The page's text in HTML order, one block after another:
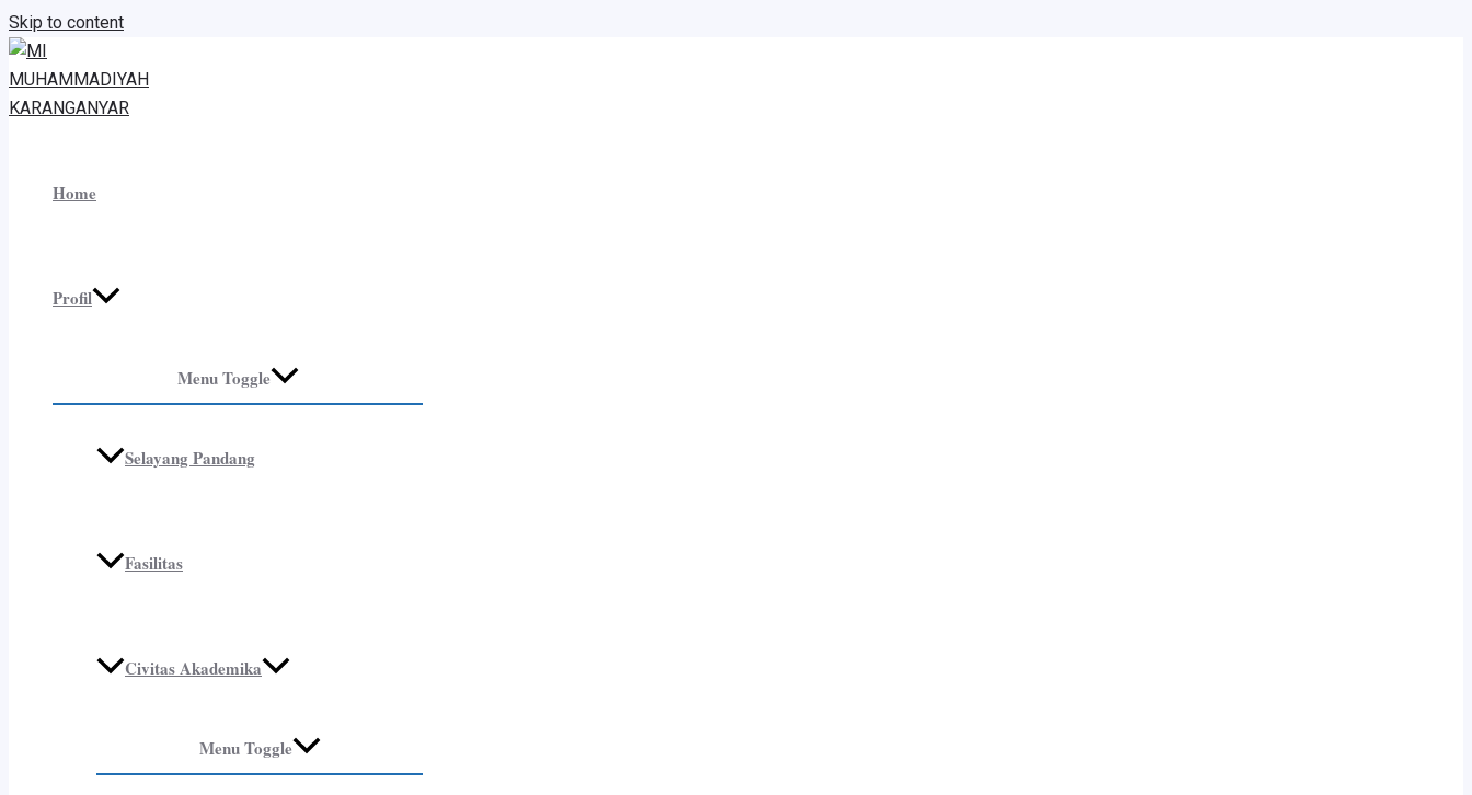
Skip to content
Home
Profil
Menu Toggle
Selayang Pandang
Fasilitas
Civitas Akademika
Menu Toggle